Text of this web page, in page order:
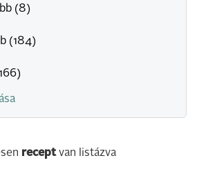
(8)
(184)
receptvan listázva